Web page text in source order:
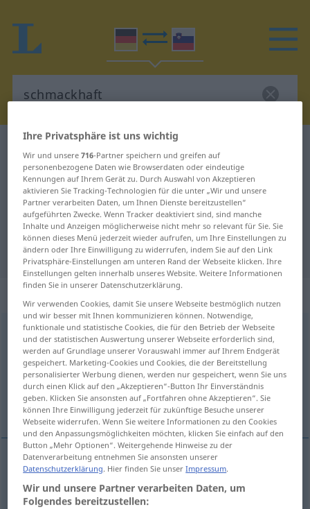
Deutsch-Slowenisch Übersetzung
für "schmackhaft"
"schmackhaft" Slowenisch
Übersetzung
schmackhaft
Übersicht aller Übersetzungen
(Für mehr Details die Übersetzung anklicken/antippen)
okúsen
okúsen schmackhaft
Ihre Privatsphäre ist uns wichtig
Wir und unsere716-Partner speichern und greifen auf
personenbezogene Daten wie Browserdaten oder eindeutige
Kennungen auf Ihrem Gerät zu. Durch Auswahl von Akzeptieren
aktivieren Sie Tracking-Technologien für die unter „Wir und unsere
Partner verarbeiten Daten, um Ihnen Dienste bereitzustellen“
aufgeführten Zwecke. Wenn Tracker deaktiviert sind, sind manche
Inhalte und Anzeigen möglicherweise nicht mehr so relevant für Sie. Sie
können dieses Menü jederzeit wieder aufrufen, um Ihre Einstellungen zu
ändern oder Ihre Einwilligung zu widerrufen, indem Sie auf den Link
Privatsphäre-Einstellungen am unteren Rand der Webseite klicken. Ihre
Einstellungen gelten innerhalb unseres Website. Weitere Informationen
finden Sie in unserer Datenschutzerklärung.
Wir verwenden Cookies, damit Sie unsere Webseite bestmöglich nutzen
und wir besser mit Ihnen kommunizieren können. Notwendige,
funktionale und statistische Cookies, die für den Betrieb der Webseite
und der statistischen Auswertung unserer Webseite erforderlich sind,
werden auf Grundlage unserer Vorauswahl immer auf Ihrem Endgerät
gespeichert. Marketing-Cookies und Cookies, die der Bereitstellung
personalisierter Werbung dienen, werden nur gespeichert, wenn Sie uns
durch einen Klick auf den „Akzeptieren“-Button Ihr Einverständnis
geben. Klicken Sie ansonsten auf „Fortfahren ohne Akzeptieren“. Sie
können Ihre Einwilligung jederzeit für zukünftige Besuche unserer
Webseite widerrufen. Wenn Sie weitere Informationen zu den Cookies
und den Anpassungsmöglichkeiten möchten, klicken Sie einfach auf den
Button „Mehr Optionen“. Weitergehende Hinweise zu der
Datenverarbeitung entnehmen Sie ansonsten unserer
Datenschutzerklärung. Hier finden Sie unserImpressum.
Wir und unsere Partner verarbeiten Daten, um
Folgendes bereitzustellen: